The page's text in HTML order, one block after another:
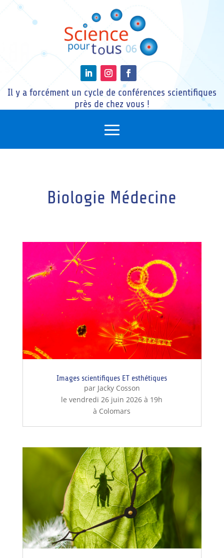
Il y a forcément un cycle de conférences scientifiques
près de chez vous !
Biologie Médecine
Images scientifiques ET esthétiques
par Jacky Cosson
le vendredi 26 juin 2026 à 19h
à Colomars